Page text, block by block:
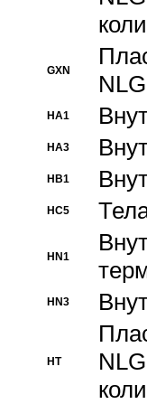
GXN
HA1
HA3
HB1
HC5
HN1
HN3
HT